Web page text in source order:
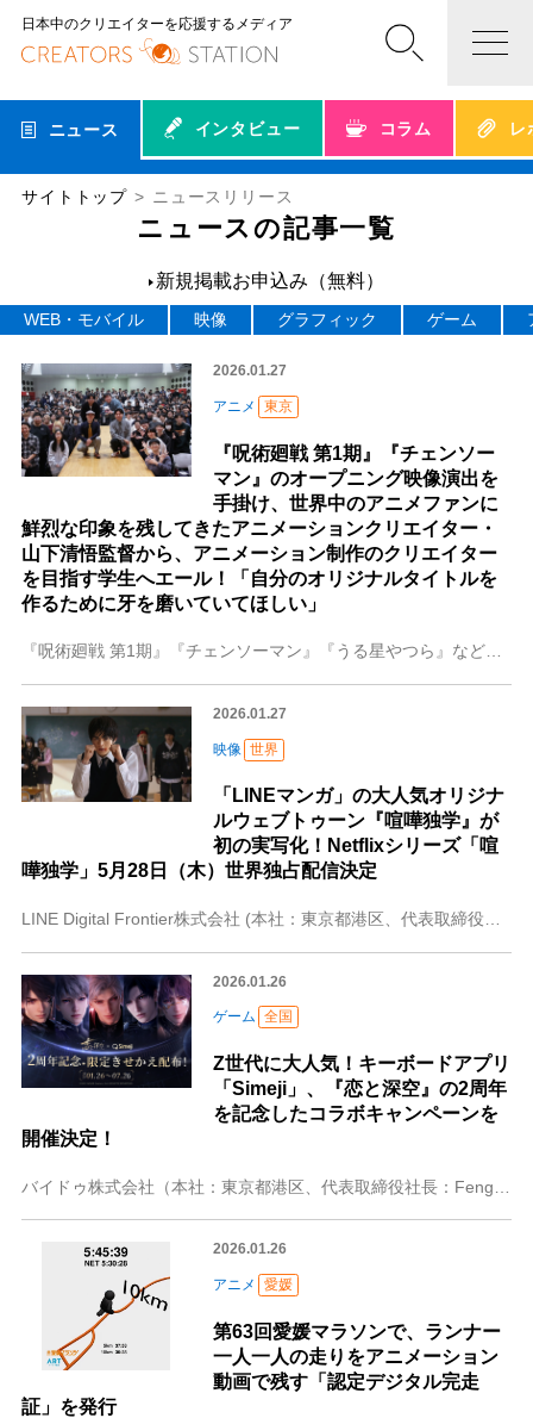
日本中のクリエイターを応援するメディア
ニュース インタビュー コラム レ
サイトトップ ニュースリリース
ニュースの記事一覧
新規掲載お申込み（無料）
WEB・モバイル 映像 グラフィック ゲーム
2026.01.27
アニメ 東京
『呪術廻戦 第1期』『チェンソー
マン』のオープニング映像演出を
手掛け、世界中のアニメファンに
鮮烈な印象を残してきたアニメーションクリエイター・
山下清悟監督から、アニメーション制作のクリエイター
を目指す学生へエール！「自分のオリジナルタイトルを
作るために牙を磨いていてほしい」
『呪術廻戦 第1期』『チェンソーマン』『うる星やつら』など、名だたるアニメーション作品のオープニング映像演出を手掛け、世界中のアニメファンに鮮烈な印象を残してき
2026.01.27
映像 世界
「LINEマンガ」の大人気オリジナ
ルウェブトゥーン『喧嘩独学』が
初の実写化！Netflixシリーズ「喧
嘩独学」5月28日（木）世界独占配信決定
2026.01.26
ゲーム 全国
Z世代に大人気！キーボードアプリ
「Simeji」、『恋と深空』の2周年
を記念したコラボキャンペーンを
開催決定！
2026.01.26
アニメ 愛媛
第63回愛媛マラソンで、ランナー
一人一人の走りをアニメーション
動画で残す「認定デジタル完走
証」を発行